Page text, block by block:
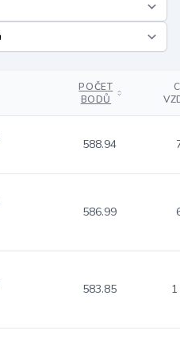
POČET
BODŮ
588.94
586.99
583.85